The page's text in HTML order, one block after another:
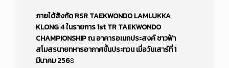
ภายใต้สังกัด RSR TAEKWONDO LAMLUKKA
KLONG 4 ในรายการ 1st​ TR​ TAEKWONDO​
CHAMPIONSHIP ณ อาคารอเนกประสงค์ ชาวฟ้า
สโมสรนายทหารอากาศชั้นประทวน เมื่อวันเสาร์ที่ 1
มีนาคม 2568